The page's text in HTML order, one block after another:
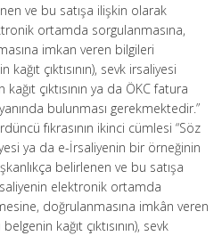
ve bu satışa ilişkin olarak
ortamda sorgulanmasına,
imkan veren bilgileri
çıktısının), sevk irsaliyesi
çıktısının ya da ÖKC fatura
bulunması gerekmektedir.”
fıkrasının ikinci cümlesi “Söz
ya da e-İrsaliyenin bir örneğinin
belirlenen ve bu satışa
elektronik ortamda
doğrulanmasına imkân veren
kağıt çıktısının), sevk